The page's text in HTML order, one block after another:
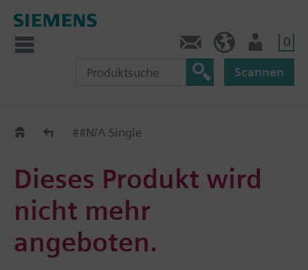
0
Scannen
Old2New##N/A Single
Dieses Produkt wird
nicht mehr
angeboten.